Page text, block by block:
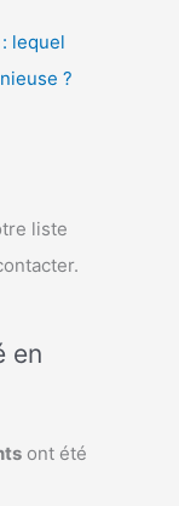
lequel
?
liste
en
ont été